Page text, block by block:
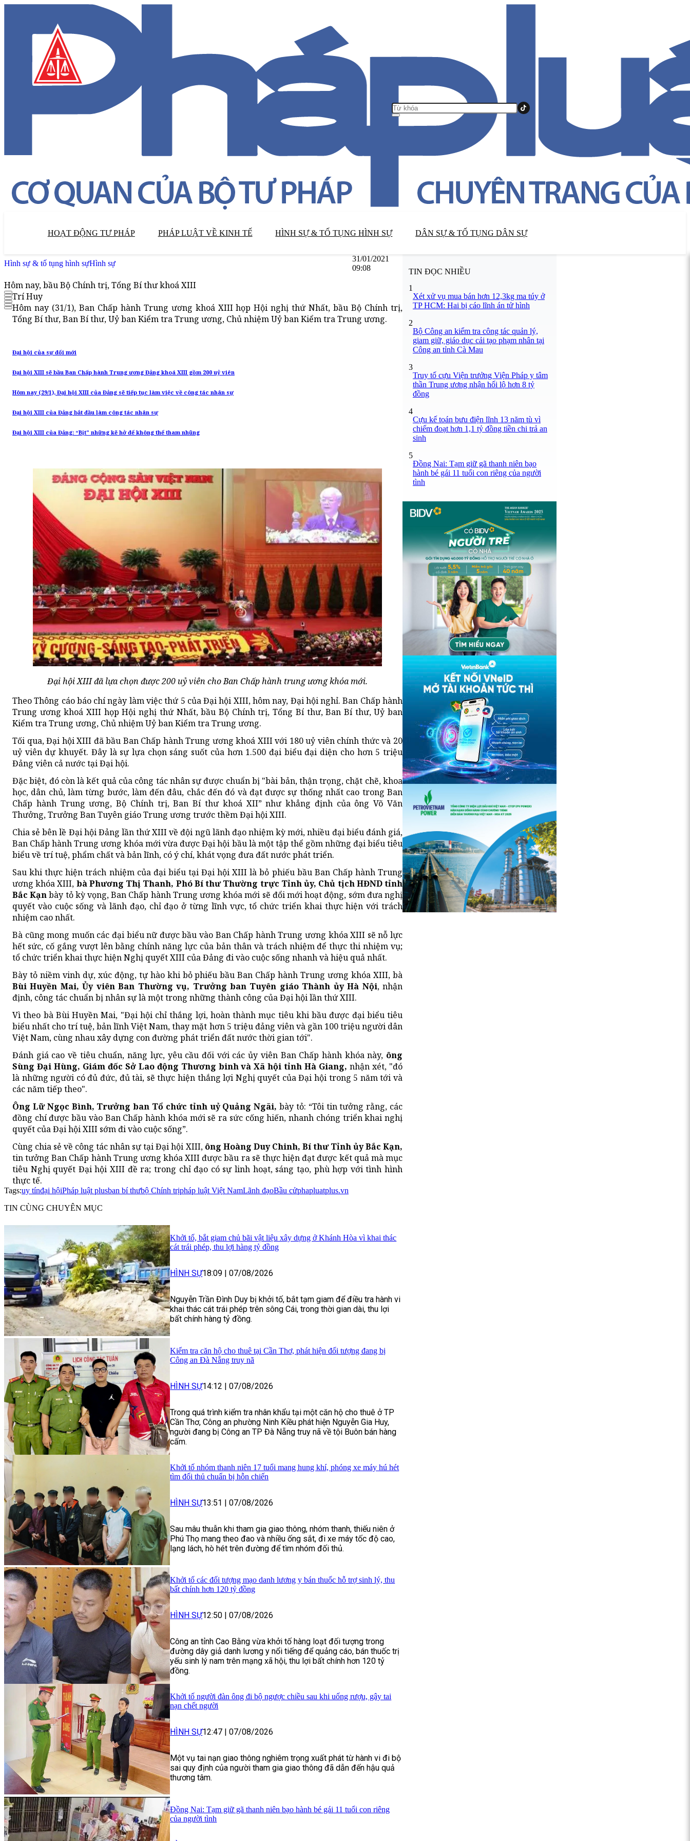
HOẠT ĐỘNG TƯ PHÁP PHÁP LUẬT VỀ KINH TẾ HÌNH SỰ & TỐ TỤNG HÌNH SỰ DÂN SỰ & TỐ TỤNG DÂN SỰ
Hình sự & tố tụng hình sựHình sự
31/01/2021
09:08
Hôm nay, bầu Bộ Chính trị, Tổng Bí thư khoá XIII
Trí Huy
Hôm nay (31/1), Ban Chấp hành Trung ương khoá XIII họp Hội nghị thứ Nhất, bầu Bộ Chính trị,
Tổng Bí thư, Ban Bí thư, Uỷ ban Kiểm tra Trung ương, Chủ nhiệm Uỷ ban Kiểm tra Trung ương.
Đại hội của sự đổi mới
Đại hội XIII sẽ bầu Ban Chấp hành Trung ương Đảng khoá XIII gồm 200 uỷ viên
Hôm nay (29/1), Đại hội XIII của Đảng sẽ tiếp tục làm việc về công tác nhân sự
Đại hội XIII của Đảng bắt đầu làm công tác nhân sự
Đại hội XIII của Đảng: “Bịt” những kẽ hở để không thể tham nhũng
Đại hội XIII đã lựa chọn được 200 uỷ viên cho Ban Chấp hành trung ương khóa mới.
Theo Thông cáo báo chí ngày làm việc thứ 5 của Đại hội XIII, hôm nay, Đại hội nghỉ. Ban Chấp hành
Trung ương khoá XIII họp Hội nghị thứ Nhất, bầu Bộ Chính trị, Tổng Bí thư, Ban Bí thư, Uỷ ban
Kiểm tra Trung ương, Chủ nhiệm Uỷ ban Kiểm tra Trung ương.
Tối qua, Đại hội XIII đã bầu Ban Chấp hành Trung ương khoá XIII với 180 uỷ viên chính thức và 20
uỷ viên dự khuyết. Đây là sự lựa chọn sáng suốt của hơn 1.500 đại biểu đại diện cho hơn 5 triệu
Đảng viên cả nước tại Đại hội.
Đặc biệt, đó còn là kết quả của công tác nhân sự được chuẩn bị "bài bản, thận trọng, chặt chẽ, khoa
học, dân chủ, làm từng bước, làm đến đâu, chắc đến đó và đạt được sự thống nhất cao trong Ban
Chấp hành Trung ương, Bộ Chính trị, Ban Bí thư khoá XII” như khẳng định của ông Võ Văn
Thưởng, Trưởng Ban Tuyên giáo Trung ương trước thềm Đại hội XIII.
Chia sẻ bên lề Đại hội Đảng lần thứ XIII về đội ngũ lãnh đạo nhiệm kỳ mới, nhiều đại biểu đánh giá,
Ban Chấp hành Trung ương khóa mới vừa được Đại hội bầu là một tập thể gồm những đại biểu tiêu
biểu về trí tuệ, phẩm chất và bản lĩnh, có ý chí, khát vọng đưa đất nước phát triển.
Sau khi thực hiện trách nhiệm của đại biểu tại Đại hội XIII là bỏ phiếu bầu Ban Chấp hành Trung
ương khóa XIII, bà Phương Thị Thanh, Phó Bí thư Thường trực Tỉnh ủy, Chủ tịch HĐND tỉnh
Bắc Kạnbày tỏ kỳ vọng, Ban Chấp hành Trung ương khóa mới sẽ đổi mới hoạt động, sớm đưa nghị
quyết vào cuộc sống và lãnh đạo, chỉ đạo ở từng lĩnh vực, tổ chức triển khai thực hiện với trách
nhiệm cao nhất.
Bà cũng mong muốn các đại biểu nữ được bầu vào Ban Chấp hành Trung ương khóa XIII sẽ nỗ lực
hết sức, cố gắng vượt lên bằng chính năng lực của bản thân và trách nhiệm để thực thi nhiệm vụ;
tổ chức triển khai thực hiện Nghị quyết XIII của Đảng đi vào cuộc sống nhanh và hiệu quả nhất.
Bày tỏ niềm vinh dự, xúc động, tự hào khi bỏ phiếu bầu Ban Chấp hành Trung ương khóa XIII, bà
Bùi Huyền Mai, Ủy viên Ban Thường vụ, Trưởng ban Tuyên giáo Thành ủy Hà Nội, nhận
định, công tác chuẩn bị nhân sự là một trong những thành công của Đại hội lần thứ XIII.
Vì theo bà Bùi Huyền Mai, "Đại hội chỉ thắng lợi, hoàn thành mục tiêu khi bầu được đại biểu tiêu
biểu nhất cho trí tuệ, bản lĩnh Việt Nam, thay mặt hơn 5 triệu đảng viên và gần 100 triệu người dân
Việt Nam, cùng nhau xây dựng con đường phát triển đất nước thời gian tới".
Đánh giá cao về tiêu chuẩn, năng lực, yêu cầu đối với các ủy viên Ban Chấp hành khóa này, ông
Sùng Đại Hùng, Giám đốc Sở Lao động Thương binh và Xã hội tỉnh Hà Giang,nhận xét, "đó
là những người có đủ đức, đủ tài, sẽ thực hiện thắng lợi Nghị quyết của Đại hội trong 5 năm tới và
các năm tiếp theo".
Ông Lữ Ngọc Bình, Trưởng ban Tổ chức tỉnh uỷ Quảng Ngãi, bày tỏ: “Tôi tin tưởng rằng, các
đồng chí được bầu vào Ban Chấp hành khóa mới sẽ ra sức cống hiến, nhanh chóng triển khai nghị
quyết của Đại hội XIII sớm đi vào cuộc sống”.
Cùng chia sẻ về công tác nhân sự tại Đại hội XIII, ông Hoàng Duy Chinh, Bí thư Tỉnh ủy Bắc Kạn,
tin tưởng Ban Chấp hành Trung ương khóa XIII được bầu ra sẽ thực hiện đạt được kết quả mà mục
tiêu Nghị quyết Đại hội XIII đề ra; trong chỉ đạo có sự linh hoạt, sáng tạo, phù hợp với tình hình
thực tế.
Tags:uy tínđại hộiPháp luật plusban bí thưbộ Chính trịpháp luật Việt NamLãnh đạoBầu cửphapluatplus.vn
TIN CÙNG CHUYÊN MỤC
Khởi tố, bắt giam chủ bãi vật liệu xây dựng ở Khánh Hòa vì khai thác
cát trái phép, thu lợi hàng tỷ đồng
HÌNH SỰ18:09 07/08/2026
Nguyễn Trần Đình Duy bị khởi tố, bắt tạm giam để điều tra hành vi
khai thác cát trái phép trên sông Cái, trong thời gian dài, thu lợi
bất chính hàng tỷ đồng.
Kiểm tra căn hộ cho thuê tại Cần Thơ, phát hiện đối tượng đang bị
Công an Đà Nẵng truy nã
HÌNH SỰ14:12 | 07/08/2026
Trong quá trình kiểm tra nhân khẩu tại một căn hộ cho thuê ở TP
Cần Thơ, Công an phường Ninh Kiều phát hiện Nguyễn Gia Huy,
người đang bị Công an TP Đà Nẵng truy nã về tội Buôn bán hàng
cấm.
Khởi tố nhóm thanh niên 17 tuổi mang hung khí, phóng xe máy hú hét
tìm đối thủ chuẩn bị hỗn chiến
HÌNH SỰ13:51 | 07/08/2026
Sau mâu thuẫn khi tham gia giao thông, nhóm thanh, thiếu niên ở
Phú Thọ mang theo đao và nhiều ống sắt, đi xe máy tốc độ cao,
lạng lách, hò hét trên đường để tìm nhóm đối thủ.
Khởi tố các đối tượng mạo danh lương y bán thuốc hỗ trợ sinh lý, thu
bất chính hơn 120 tỷ đồng
HÌNH SỰ12:50 07/08/2026
Công an tỉnh Cao Bằng vừa khởi tố hàng loạt đối tượng trong
đường dây giả danh lương y nổi tiếng để quảng cáo, bán thuốc trị
yếu sinh lý nam trên mạng xã hội, thu lợi bất chính hơn 120 tỷ
đồng.
Khởi tố người đàn ông đi bộ ngược chiều sau khi uống rượu, gây tai
nạn chết người
HÌNH SỰ12:47 07/08/2026
Một vụ tai nạn giao thông nghiêm trọng xuất phát từ hành vi đi bộ
sai quy định của người tham gia giao thông đã dẫn đến hậu quả
thương tâm.
Đồng Nai: Tạm giữ gã thanh niên bạo hành bé gái 11 tuổi con riêng
của người tình
TIN ĐỌC NHIỀU
1
Xét xử vụ mua bán hơn 12,3kg ma túy ở
TP HCM: Hai bị cáo lĩnh án tử hình
2
Bộ Công an kiểm tra công tác quản lý,
giam giữ, giáo dục cải tạo phạm nhân tại
Công an tỉnh Cà Mau
3
Truy tố cựu Viện trưởng Viện Pháp y tâm
thần Trung ương nhận hối lộ hơn 8 tỷ
đồng
4
Cựu kế toán bưu điện lĩnh 13 năm tù vì
chiếm đoạt hơn 1,1 tỷ đồng tiền chi trả an
sinh
5
Đồng Nai: Tạm giữ gã thanh niên bạo
hành bé gái 11 tuổi con riêng của người
tình